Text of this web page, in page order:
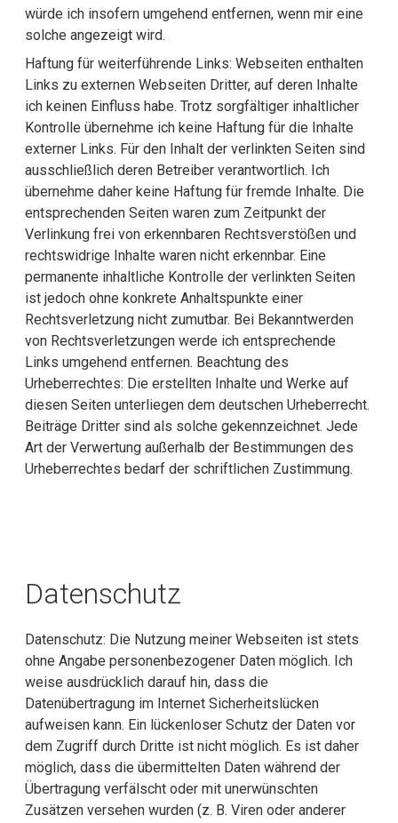
würde ich insofern umgehend entfernen, wenn mir eine
solche angezeigt wird.
Haftung für weiterführende Links: Webseiten enthalten
Links zu externen Webseiten Dritter, auf deren Inhalte
ich keinen Einfluss habe. Trotz sorgfältiger inhaltlicher
Kontrolle übernehme ich keine Haftung für die Inhalte
externer Links. Für den Inhalt der verlinkten Seiten sind
ausschließlich deren Betreiber verantwortlich. Ich
übernehme daher keine Haftung für fremde Inhalte. Die
entsprechenden Seiten waren zum Zeitpunkt der
Verlinkung frei von erkennbaren Rechtsverstößen und
rechtswidrige Inhalte waren nicht erkennbar. Eine
permanente inhaltliche Kontrolle der verlinkten Seiten
ist jedoch ohne konkrete Anhaltspunkte einer
Rechtsverletzung nicht zumutbar. Bei Bekanntwerden
von Rechtsverletzungen werde ich entsprechende
Links umgehend entfernen. Beachtung des
Urheberrechtes: Die erstellten Inhalte und Werke auf
diesen Seiten unterliegen dem deutschen Urheberrecht.
Beiträge Dritter sind als solche gekennzeichnet. Jede
Art der Verwertung außerhalb der Bestimmungen des
Urheberrechtes bedarf der schriftlichen Zustimmung.
Datenschutz
Datenschutz: Die Nutzung meiner Webseiten ist stets
ohne Angabe personenbezogener Daten möglich. Ich
weise ausdrücklich darauf hin, dass die
Datenübertragung im Internet Sicherheitslücken
aufweisen kann. Ein lückenloser Schutz der Daten vor
dem Zugriff durch Dritte ist nicht möglich. Es ist daher
möglich, dass die übermittelten Daten während der
Übertragung verfälscht oder mit unerwünschten
Zusätzen versehen wurden (z. B. Viren oder anderer